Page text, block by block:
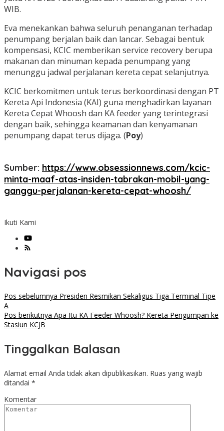
WIB.
Eva menekankan bahwa seluruh penanganan terhadap
penumpang berjalan baik dan lancar. Sebagai bentuk
kompensasi, KCIC memberikan service recovery berupa
makanan dan minuman kepada penumpang yang
menunggu jadwal perjalanan kereta cepat selanjutnya.
KCIC berkomitmen untuk terus berkoordinasi dengan PT
Kereta Api Indonesia (KAI) guna menghadirkan layanan
Kereta Cepat Whoosh dan KA feeder yang terintegrasi
dengan baik, sehingga keamanan dan kenyamanan
penumpang dapat terus dijaga. (Poy)
Sumber: https://www.obsessionnews.com/kcic-
minta-maaf-atas-insiden-tabrakan-mobil-yang-
ganggu-perjalanan-kereta-cepat-whoosh/
Ikuti Kami
Navigasi pos
Pos sebelumnya Presiden Resmikan Sekaligus Tiga Terminal Tipe
A
Pos berikutnya Apa Itu KA Feeder Whoosh? Kereta Pengumpan ke
Stasiun KCJB
Tinggalkan Balasan
Alamat email Anda tidak akan dipublikasikan. Ruas yang wajib
ditandai *
Komentar